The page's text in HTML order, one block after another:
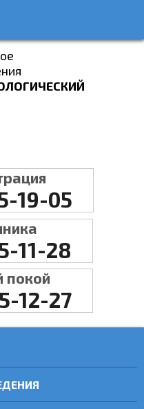
19-05
11-28
покой
12-27